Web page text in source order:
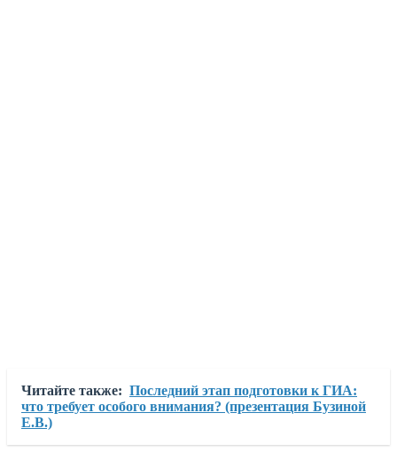
Читайте также: Последний этап подготовки к ГИА:
что требует особого внимания? (презентация Бузиной
Е.В.)